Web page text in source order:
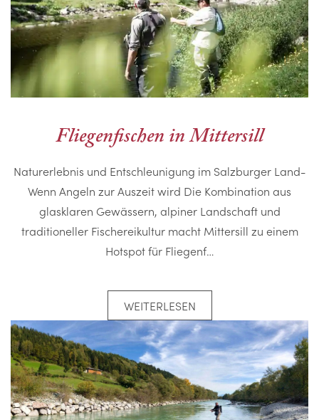
Fliegenfischen in Mittersill
Naturerlebnis und Entschleunigung im Salzburger Land-
Wenn Angeln zur Auszeit wird Die Kombination aus
glasklaren Gewässern, alpiner Landschaft und
traditioneller Fischereikultur macht Mittersill zu einem
Hotspot für Fliegenf…
WEITERLESEN